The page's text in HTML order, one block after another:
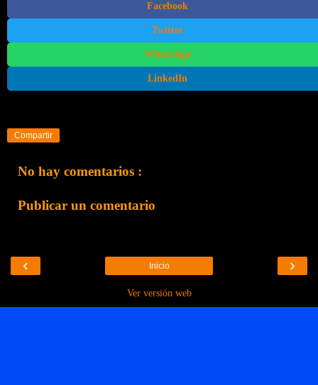
Facebook
Twitter
WhatsApp
LinkedIn
Compartir
No hay comentarios :
Publicar un comentario
‹ ›
Inicio
Ver versión web